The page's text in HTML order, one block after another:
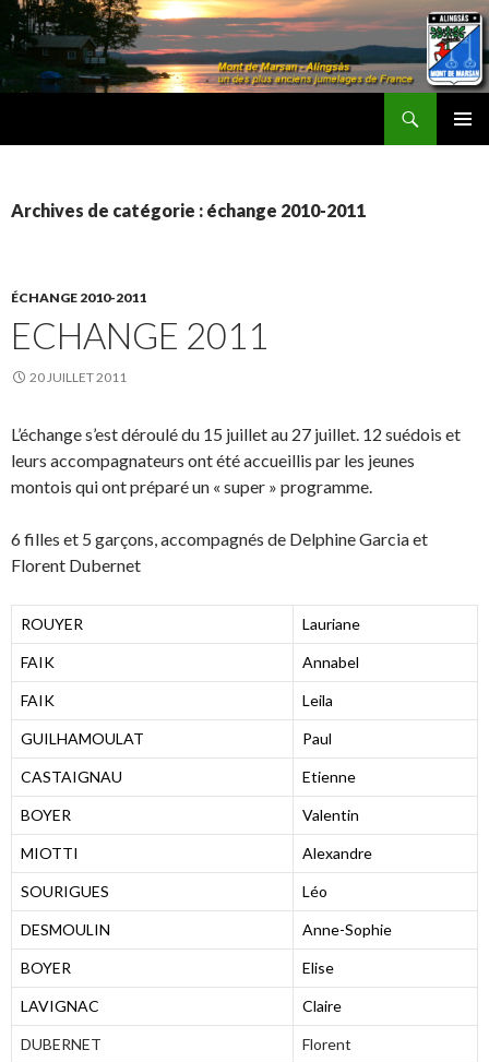
Archives de catégorie : échange 2010-2011
ÉCHANGE 2010-2011
ECHANGE 2011
20 JUILLET 2011
L’échange s’est déroulé du 15 juillet au 27 juillet. 12 suédois et
leurs accompagnateurs ont été accueillis par les jeunes
montois qui ont préparé un « super » programme.
6 filles et 5 garçons, accompagnés de Delphine Garcia et
Florent Dubernet
ROUYER Lauriane
FAIK Annabel
FAIK Leila
GUILHAMOULAT Paul
CASTAIGNAU Etienne
BOYER Valentin
MIOTTI Alexandre
SOURIGUES Léo
DESMOULIN Anne-Sophie
BOYER Elise
LAVIGNAC Claire
DUBERNET Florent